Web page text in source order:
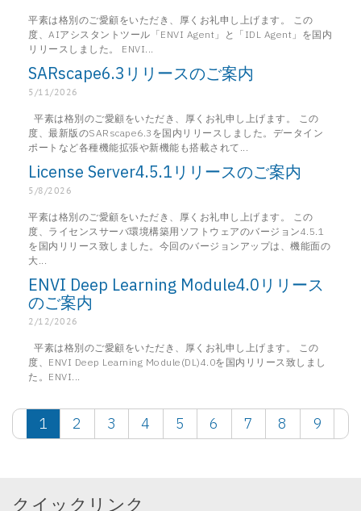
平素は格別のご愛顧をいただき、厚くお礼申し上げます。 この
度、AIアシスタントツール「ENVI Agent」と「IDL Agent」を国内
リリースしました。 ENVI...
SARscape6.3リリースのご案内
5/11/2026
平素は格別のご愛顧をいただき、厚くお礼申し上げます。 この
度、最新版のSARscape6.3を国内リリースしました。データイン
ポートなど各種機能拡張や新機能も搭載されて...
License Server4.5.1リリースのご案内
5/8/2026
平素は格別のご愛顧をいただき、厚くお礼申し上げます。 この
度、ライセンスサーバ環境構築用ソフトウェアのバージョン4.5.1
を国内リリース致しました。今回のバージョンアップは、機能面の
大...
ENVI Deep Learning Module4.0リリース
のご案内
2/12/2026
平素は格別のご愛顧をいただき、厚くお礼申し上げます。 この
度、ENVI Deep Learning Module(DL)4.0を国内リリース致しまし
た。ENVI...
1 2 3 4 5 6 7 8 9
クイックリンク